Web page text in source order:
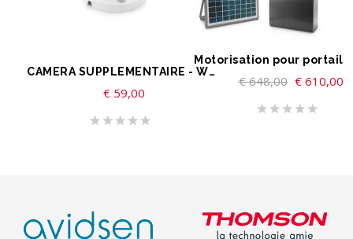
AJOUTER AU PANIER CAMERA SUPPLEMENTAIRE - WE CAM
€59,00
LIRE LA SUITE
€648,00 €610,00